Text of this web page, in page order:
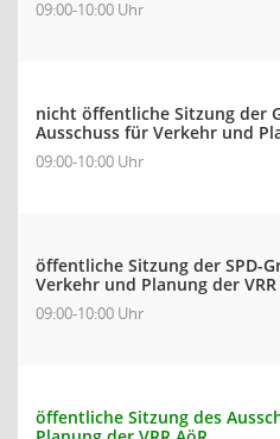
09:00-10:00 Uhr
nicht öffentliche Sitzung der
Ausschuss für Verkehr und
09:00-10:00 Uhr
öffentliche Sitzung der SPD-
Verkehr und Planung der VRR
09:00-10:00 Uhr
öffentliche Sitzung des